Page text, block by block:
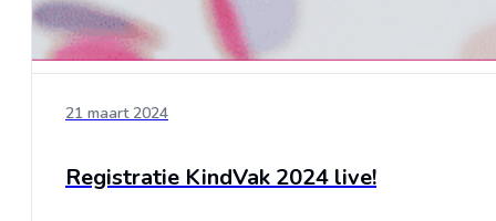
21 maart 2024
Registratie KindVak 2024 live!